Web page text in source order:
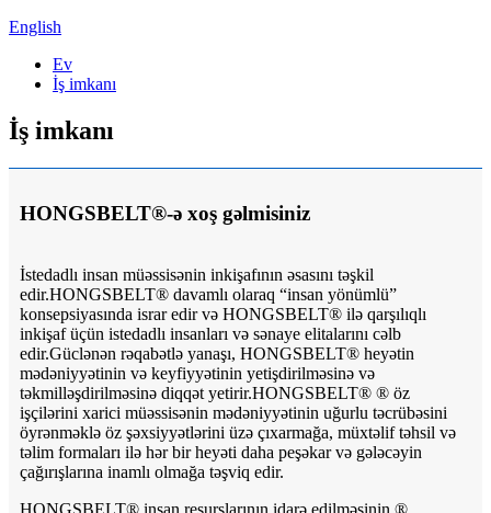
English
Ev
İş imkanı
İş imkanı
HONGSBELT®-ə xoş gəlmisiniz
İstedadlı insan müəssisənin inkişafının əsasını təşkil
edir.HONGSBELT® davamlı olaraq “insan yönümlü”
konsepsiyasında israr edir və HONGSBELT® ilə qarşılıqlı
inkişaf üçün istedadlı insanları və sənaye elitalarını cəlb
edir.Güclənən rəqabətlə yanaşı, HONGSBELT® heyətin
mədəniyyətinin və keyfiyyətinin yetişdirilməsinə və
təkmilləşdirilməsinə diqqət yetirir.HONGSBELT® ® öz
işçilərini xarici müəssisənin mədəniyyətinin uğurlu təcrübəsini
öyrənməklə öz şəxsiyyətlərini üzə çıxarmağa, müxtəlif təhsil və
təlim formaları ilə hər bir heyəti daha peşəkar və gələcəyin
çağırışlarına inamlı olmağa təşviq edir.
HONGSBELT® insan resurslarının idarə edilməsinin ®